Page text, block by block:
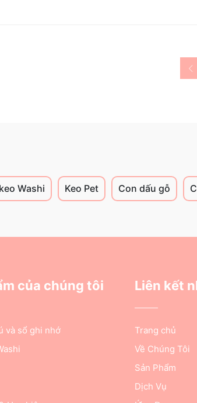
Washi Keo Pet Con dấu gỗ
của chúng tôi
và sổ ghi nhớ
Liên kết
Trang chủ
Về Chúng Tôi
Sản Phẩm
Dịch Vụ